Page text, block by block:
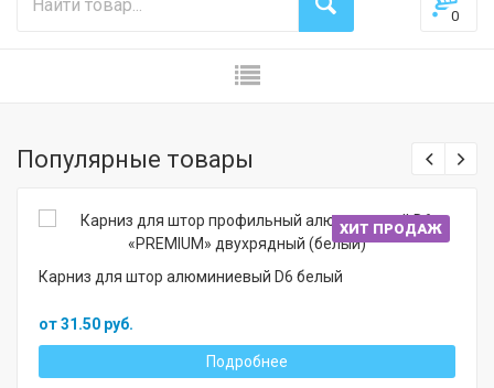
0
Популярные товары
ХИТ ПРОДАЖ
Карниз для штор алюминиевый D6 белый
от 31.50 руб.
Подробнее